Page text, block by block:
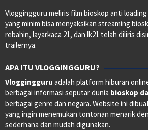
Vloggingguru meliris film bioskop anti
yang minim bisa menyaksikan streaming
rebahin, layarkaca 21, dan lk21 telah diliris
trailernya.
APA ITU VLOGGINGGURU?
Vloggingguru adalah platform hiburan
berbagai informasi seputar dunia bioskop
berbagai genre dan negara. Website ini
yang ingin menemukan tontonan menarik
sederhana dan mudah digunakan.